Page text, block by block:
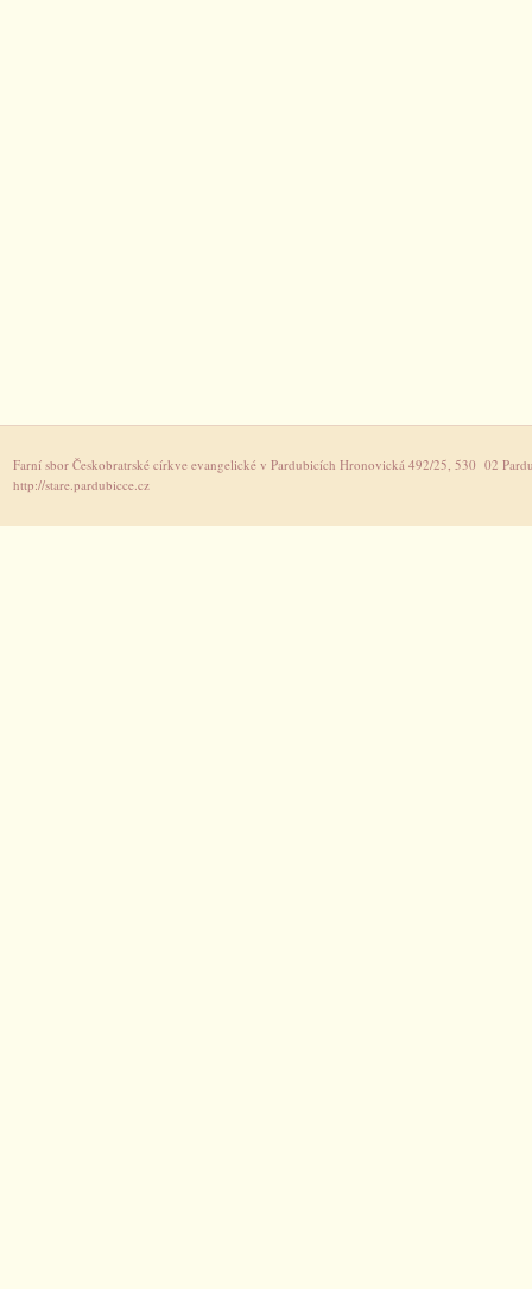
Farní sbor Českobratrské církve evangelické v Pardubicích Hronovická 492/25, 530 02
http://stare.pardubicce.cz